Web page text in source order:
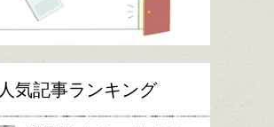
人気記事ランキング